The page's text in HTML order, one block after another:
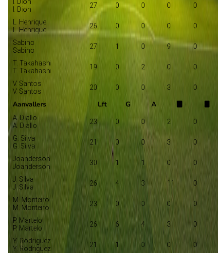
I. Dioh
27 0 0 0 0
L. Henrique
L. Henrique
26 0 0 0 0
Sabino
Sabino
27 1 0 9 0
T. Takahashi
T. Takahashi
19 0 2 0 0
V. Santos
V. Santos
20 0 0 3 0
Aanvallers Lft G A
A. Diallo
A. Diallo
23 0 0 2 0
G. Silva
G. Silva
21 0 0 3 0
Joanderson
Joanderson
30 1 1 0 0
J. Silva
J. Silva
26 4 3 11 0
M. Monteiro
M. Monteiro
23 0 0 0 0
P. Martelo
P. Martelo
26 6 4 3 0
Y. Rodriguez
Y. Rodriguez
21 1 0 0 0